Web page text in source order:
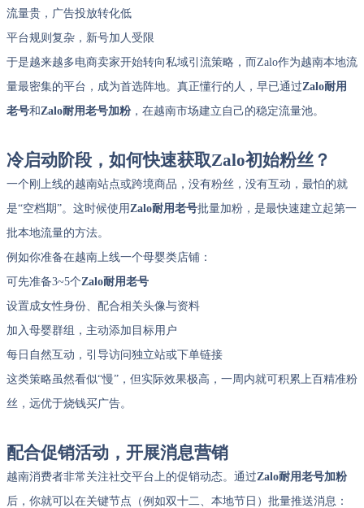
流量贵，广告投放转化低
平台规则复杂，新号加人受限
于是越来越多电商卖家开始转向私域引流策略，而Zalo作为越南本地流
量最密集的平台，成为首选阵地。真正懂行的人，早已通过Zalo耐用
老号和 Zalo耐用老号加粉，在越南市场建立自己的稳定流量池。
冷启动阶段，如何快速获取Zalo初始粉丝？
一个刚上线的越南站点或跨境商品，没有粉丝，没有互动，最怕的就
是“空档期”。这时候使用 Zalo耐用老号批量加粉，是最快速建立起第一
批本地流量的方法。
例如你准备在越南上线一个母婴类店铺：
可先准备3~5个Zalo耐用老号
设置成女性身份、配合相关头像与资料
加入母婴群组，主动添加目标用户
每日自然互动，引导访问独立站或下单链接
这类策略虽然看似“慢”，但实际效果极高，一周内就可积累上百精准粉
丝，远优于烧钱买广告。
配合促销活动，开展消息营销
越南消费者非常关注社交平台上的促销动态。通过Zalo耐用老号加粉
后，你就可以在关键节点（例如双十二、本地节日）批量推送消息：